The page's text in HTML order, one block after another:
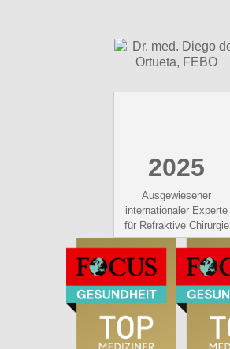
2025
Ausgewiesener
internationaler Experte
für Refraktive Chirurgie